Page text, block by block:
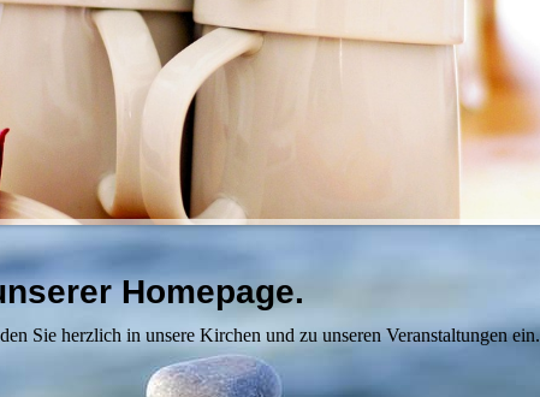
Homepage.
Sie herzlich in unsere Kirchen und zu unseren Veranstaltungen ein.